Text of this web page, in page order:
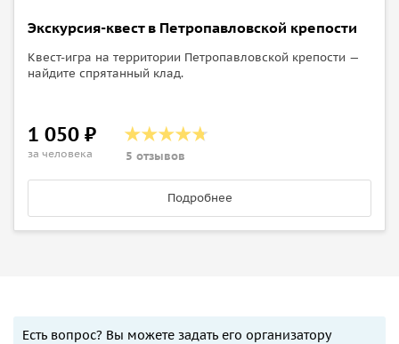
Экскурсия-квест в Петропавловской крепости
Квест-игра на территории Петропавловской крепости —
найдите спрятанный клад.
1 050 ₽
за человека 5 отзывов
Подробнее
Есть вопрос? Вы можете задать его организатору